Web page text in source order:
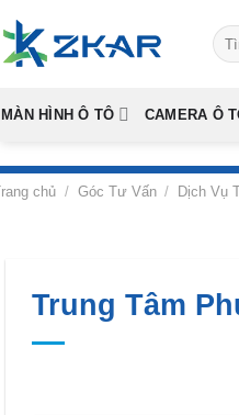
to
content
Tìm
kiếm:
MÀN HÌNH Ô TÔ CAMERA Ô
chủ / Góc Tư Vấn / Dịch Vụ
Trung Tâm